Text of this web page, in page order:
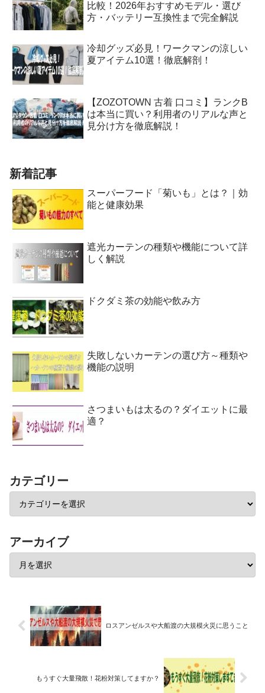
比較！2026年おすすめモデル・選び
方・バッテリー互換性まで完全解説
冷却グッズ必見！ワークマンの涼しい
夏アイテム10選！徹底解剖！
【ZOZOTOWN 古着 口コミ】ランクB
は本当に買い？利用者のリアルな声と
見分け方を徹底解説！
新着記事
スーパーフード「菊いも」とは？｜効
能と健康効果
遮光カーテンの種類や機能について詳
しく解説
ドクダミ茶の効能や飲み方
失敗しないカーテンの選び方～種類や
機能の説明
さつまいもは太るの？ダイエットに最
適？
カテゴリー
アーカイブ
ロスアンゼルスや大船渡の大規模火災に思うこと
もうすぐ大量飛散！花粉対策してますか？